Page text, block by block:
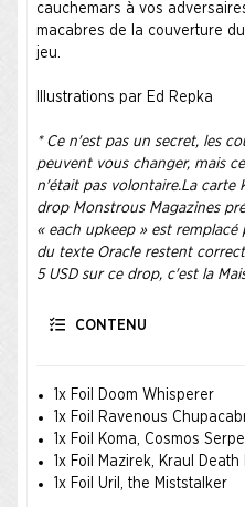
cauchemars à vos
macabres de la couverture
jeu.
Illustrations par Ed Repka
* Ce n'est pas un secret, les
peuvent vous changer, mais
n'était pas volontaire.La carte
drop Monstrous Magazines
« each upkeep » est remplacé
du texte Oracle restent
5 USD sur ce drop, c'est la
CONTENU
1x Foil Doom Whisperer
1x Foil Ravenous
1x Foil Koma, Cosmos
1x Foil Mazirek, Kraul Death
1x Foil Uril, the Miststalker